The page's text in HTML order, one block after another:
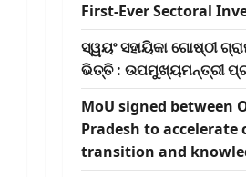
First-Ever Sectoral
ସ୍ୱୟଂ ସହାୟିକା ଗୋଷ୍ଠୀ
ଭିତ୍ତି : ଉପମୁଖ୍ୟମନ୍ତ୍ରୀ
MoU signed between
Pradesh to accelerate
transition and